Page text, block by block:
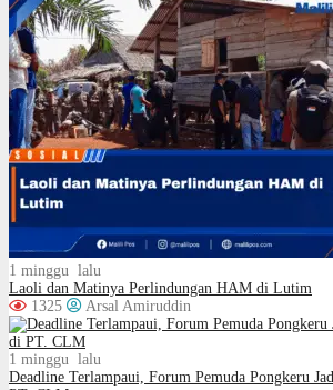
1 minggu lalu
Laoli dan Matinya Perlindungan HAM di Lutim
1325
Arsal Amiruddin
1 minggu lalu
Deadline Terlampaui, Forum Pemuda Pongkeru